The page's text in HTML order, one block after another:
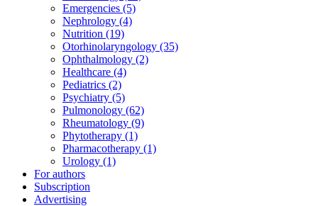
Emergencies (5)
Nephrology (4)
Nutrition (19)
Otorhinolaryngology (35)
Ophthalmology (2)
Healthcare (4)
Pediatrics (2)
Psychiatry (5)
Pulmonology (62)
Rheumatology (9)
Phytotherapy (1)
Pharmacotherapy (1)
Urology (1)
For authors
Subscription
Advertising